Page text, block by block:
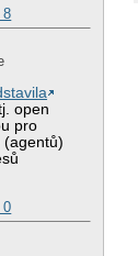
8
open
pro
(agentů)
0